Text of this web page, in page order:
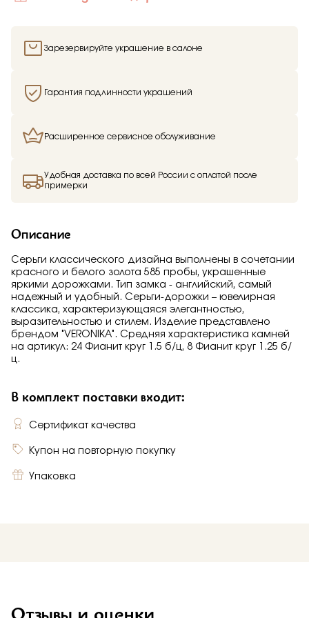
Зарезервируйте украшение в салоне
Гарантия подлинности украшений
Расширенное сервисное обслуживание
Удобная доставка по всей России с оплатой после
примерки
Описание
Серьги классического дизайна выполнены в сочетании
красного и белого золота 585 пробы, украшенные
яркими дорожками. Тип замка - английский, самый
надежный и удобный. Серьги-дорожки – ювелирная
классика, характеризующаяся элегантностью,
выразительностью и стилем. Изделие представлено
брендом "VERONIKA". Средняя характеристика камней
на артикул: 24 Фианит круг 1.5 б/ц, 8 Фианит круг 1.25 б/
ц.
В комплект поставки входит:
Сертификат качества
Купон на повторную покупку
Упаковка